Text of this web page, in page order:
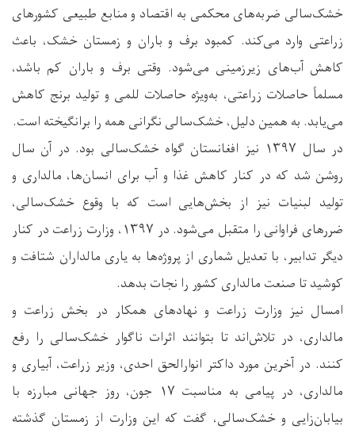
خشک‌سالی ضربه‌های محکمی به اقتصاد و منابع طبیعی کشورهای
زراعتی وارد می‌کند. کمبود برف‌ و باران و زمستان خشک، باعث
کاهش آب‌های زیرزمینی می‌شود. وقتی برف و باران کم باشد،
مسلماً حاصلات زراعتی، به‌ویژه حاصلات للمی و تولید برنج کاهش
می‌یابد. به همین دلیل، خشک‌سالی نگرانی همه را برانگیخته است.
در سال ۱۳۹۷ نیز افغانستان گواه خشک‌سالی بود. در آن سال
روشن شد که در کنار کاهش غذا و آب برای انسان‌ها، مالداری و
تولید لبنیات نیز از بخش‌هایی است که با وقوع خشک‌سالی،
ضررهای فراوانی را متقبل می‌شود. در ۱۳۹۷، وزارت زراعت در کنار
دیگر تدابیر، با تعدیل شماری از پروژه‌ها به یاری مالداران شتافت و
کوشید تا صنعت مالداری کشور را نجات بدهد.
امسال نیز وزارت زراعت و نهادهای همکار در بخش زراعت و
مالداری، در تلاش‌اند تا بتوانند اثرات ناگوار خشک‌سالی را رفع
کنند. در آخرین مورد داکتر انوارالحق احدی، وزیر زراعت، آبیاری و
مالداری، در پیامی به مناسبت ۱۷ جون، روز جهانی مبارزه با
بیابان‌زایی و خشک‌سالی، گفت که این وزارت از زمستان گذشته